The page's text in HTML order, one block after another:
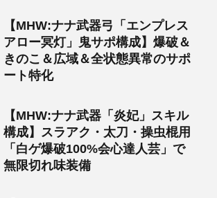
【MHW:ナナ武器弓「エンプレス
アロー冥灯」鬼サポ構成】爆破＆
きのこ＆広域＆全状態異常のサポ
ート特化
【MHW:ナナ武器「炎妃」スキル
構成】スラアク・太刀・操虫棍用
「白ゲ爆破100%会心達人芸」で
無限切れ味装備